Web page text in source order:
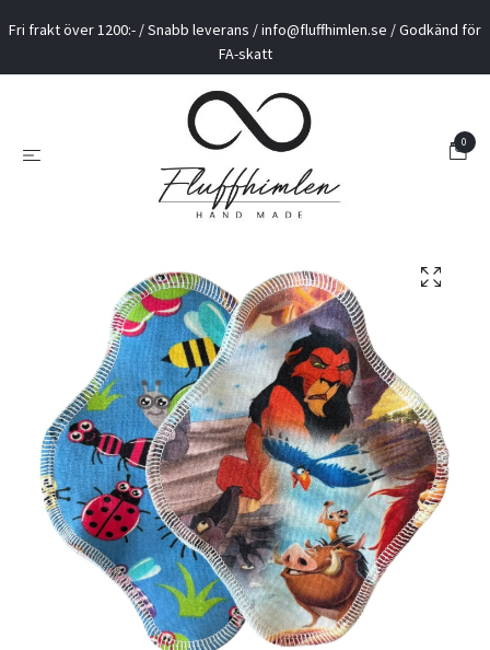
Fri frakt över 1200:- / Snabb leverans /info@fluffhimlen.se / Godkänd för
FA-skatt
0